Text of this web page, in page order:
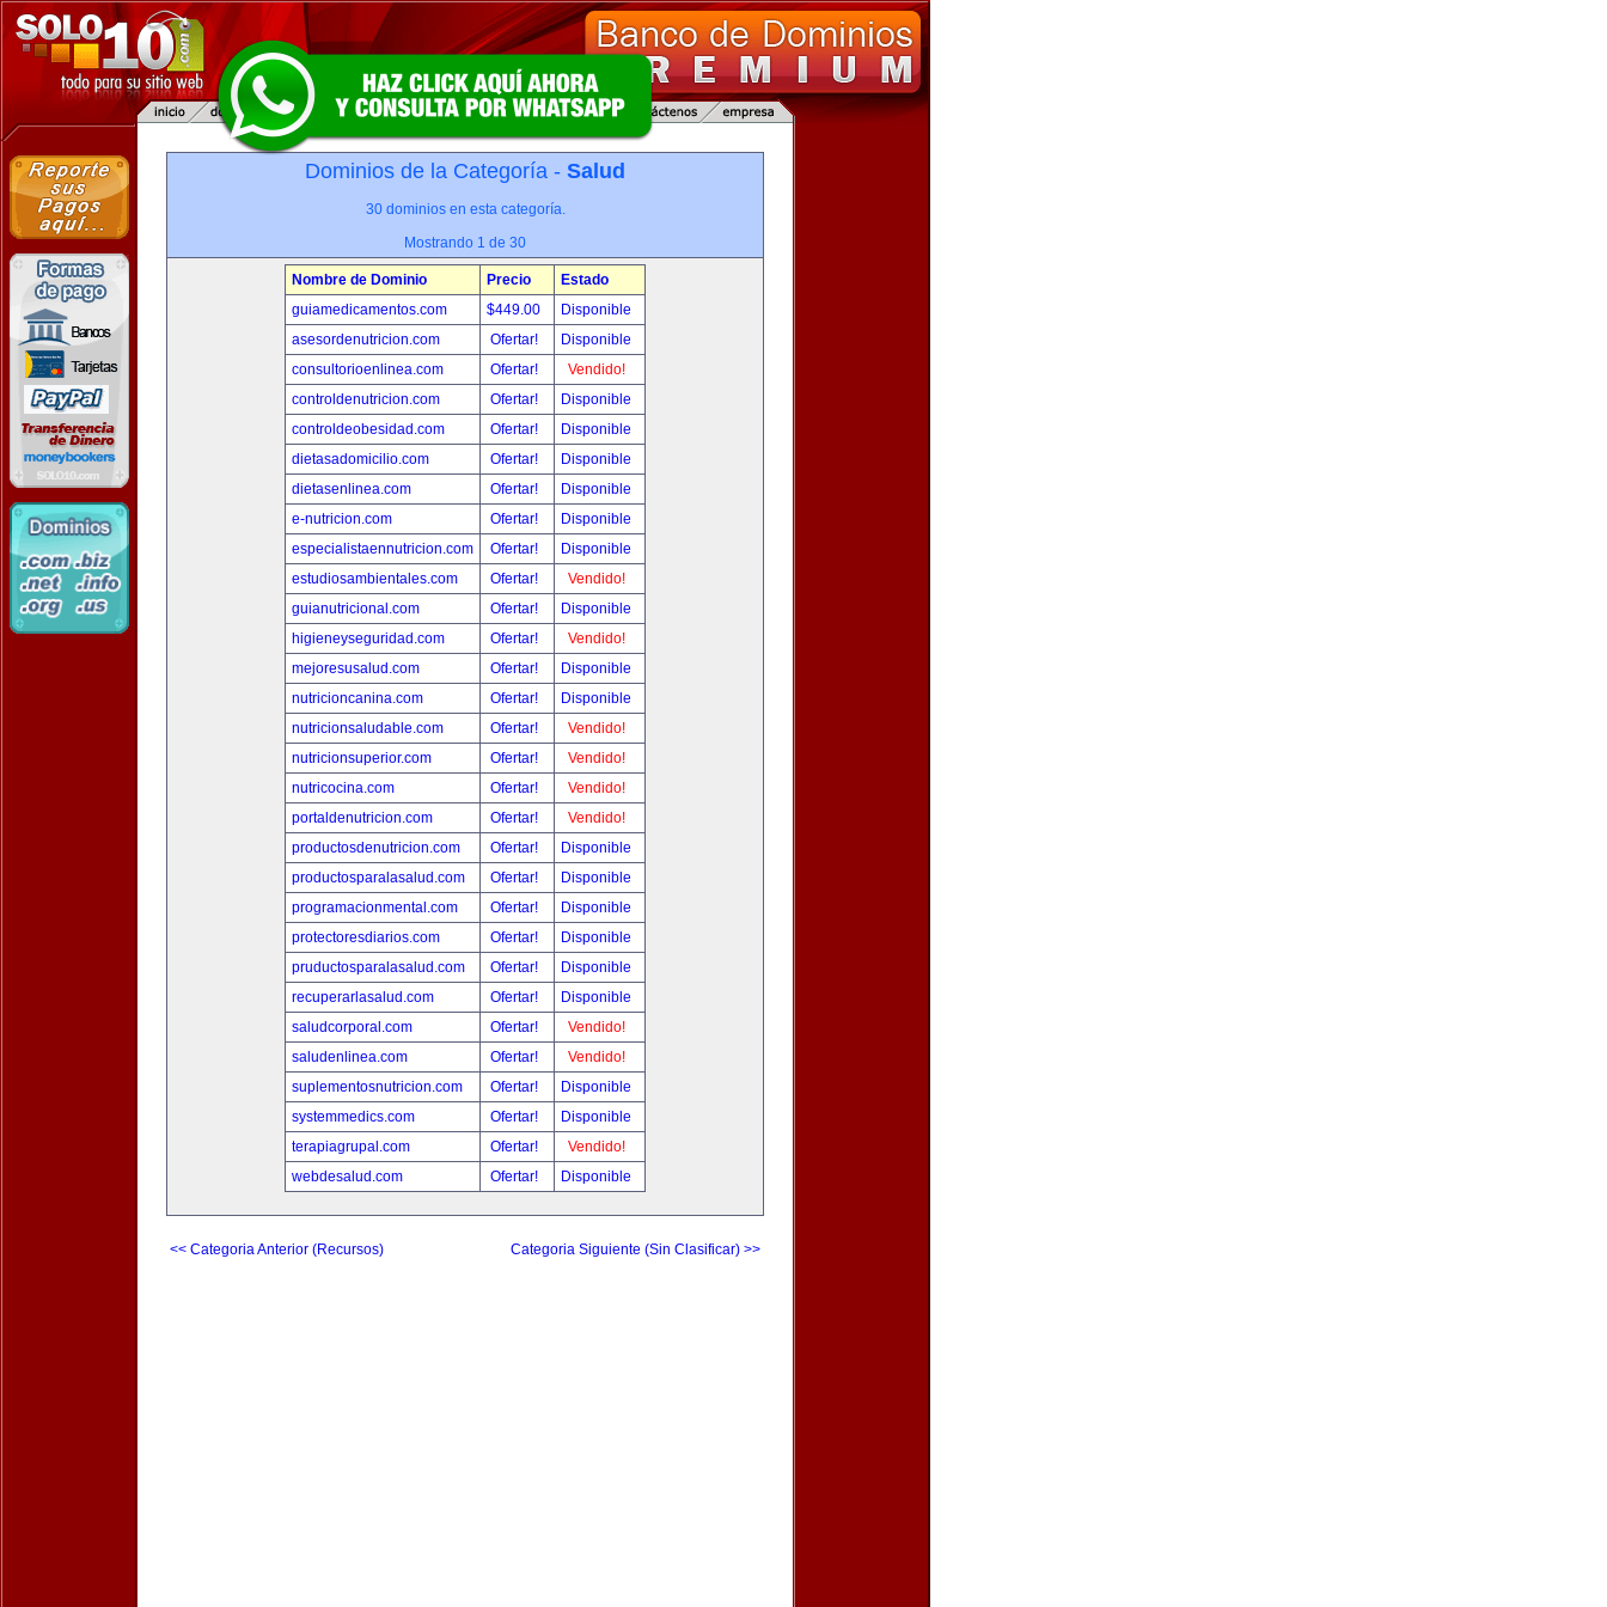
Dominios de la Categoría - Salud
30 dominios en esta categoría.
Mostrando 1 de 30
Nombre de Dominio Precio
Estado
guiamedicamentos.com
$449.00
Disponible
asesordenutricion.com
Ofertar!
Disponible
consultorioenlinea.com
Ofertar!
Vendido!
controldenutricion.com
Ofertar!
Disponible
controldeobesidad.com
Ofertar!
Disponible
dietasadomicilio.com
Ofertar!
Disponible
dietasenlinea.com
Ofertar!
Disponible
e-nutricion.com
Ofertar!
Disponible
especialistaennutricion.com
Ofertar!
Disponible
estudiosambientales.com
Ofertar!
Vendido!
guianutricional.com
Ofertar!
Disponible
higieneyseguridad.com
Ofertar!
Vendido!
mejoresusalud.com
Ofertar!
Disponible
nutricioncanina.com
Ofertar!
Disponible
nutricionsaludable.com
Ofertar!
Vendido!
nutricionsuperior.com
Ofertar!
Vendido!
nutricocina.com
Ofertar!
Vendido!
portaldenutricion.com
Ofertar!
Vendido!
productosdenutricion.com
Ofertar!
Disponible
productosparalasalud.com
Ofertar!
Disponible
programacionmental.com
Ofertar!
Disponible
protectoresdiarios.com
Ofertar!
Disponible
pruductosparalasalud.com
Ofertar!
Disponible
recuperarlasalud.com
Ofertar!
Disponible
saludcorporal.com
Ofertar!
Vendido!
saludenlinea.com
Ofertar!
Vendido!
suplementosnutricion.com
Ofertar!
Disponible
systemmedics.com
Ofertar!
Disponible
terapiagrupal.com
Ofertar!
Vendido!
webdesalud.com
Ofertar! Disponible
<< Categoria Anterior (Recursos) Categoria Siguiente (Sin Clasificar) >>